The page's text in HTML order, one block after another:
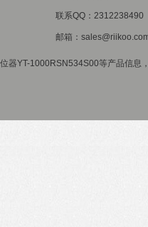
联系QQ：2312238490
邮箱：
器YT-1000RSN534S00等产品信息